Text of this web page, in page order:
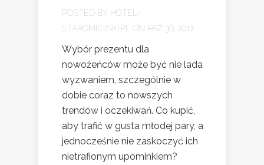
POSTED BY HOTEL-
STAROMIEJSKI.PL
ON PAŹ 30, 2017
Wybór prezentu dla
nowożeńców może być nie lada
wyzwaniem, szczególnie w
dobie coraz to nowszych
trendów i oczekiwań. Co kupić,
aby trafić w gusta młodej pary, a
jednocześnie nie zaskoczyć ich
nietrafionym upominkiem?